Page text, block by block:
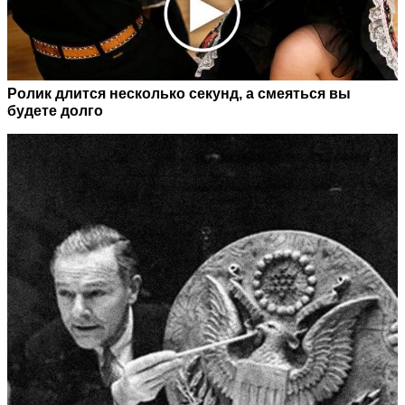
Ролик длится несколько секунд, а смеяться вы
будете долго